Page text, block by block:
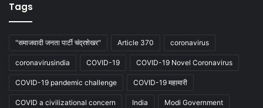
Tags
"समाजवादी जनता पार्टी चंद्रशेखर" Article 370 coronavirus
coronavirusindia COVID-19 COVID-19 Novel Coronavirus
COVID-19 pandemic challenge COVID-19 महामारी
COVID a civilizational concern India Modi Government